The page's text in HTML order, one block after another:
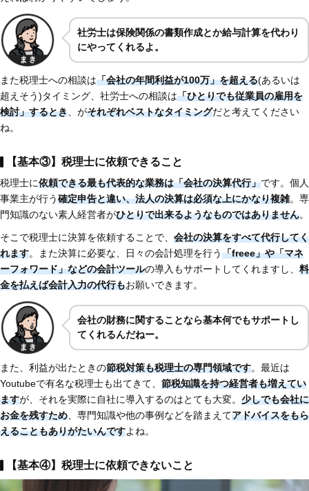
社労士は保険関係の書類作成とか給与計算を代わり
にやってくれるよ。
また税理士への相談は「会社の年間利益が100万」を超える(あるいは
超えそう)タイミング、社労士への相談は「ひとりでも従業員の雇用を
検討」するとき、がそれぞれベストなタイミングだと考えてください
ね。
【基本③】税理士に依頼できること
税理士に依頼できる最も代表的な業務は「会社の決算代行」です。個人
事業主が行う確定申告と違い、法人の決算は必須な上にかなり複雑。専
門知識のない素人経営者がひとりで出来るようなものではありません。
そこで税理士に決算を依頼することで、 会社の決算をすべて代行してく
れます。また決算に必要な、日々の会計処理を行う「freee」や「マネ
ーフォワード」などの会計ツールの導入もサポートしてくれますし、 料
金を払えば会計入力の代行もお願いできます。
会社の財務に関することなら基本何でもサポートし
てくれるんだねー。
また、利益が出たときの節税対策も税理士の専門領域です。最近は
Youtubeで有名な税理士も出てきて、 節税知識を持つ経営者も増えてい
ますが、それを実際に自社に導入するのはとても大変。 少しでも会社に
お金を残すため、専門知識や他の事例などを踏まえてアドバイスをもら
えることもありがたいんですよね。
【基本④】税理士に依頼できないこと